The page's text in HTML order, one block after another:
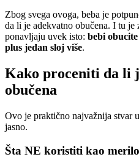
Zbog svega ovoga, beba je
da li je adekvatno obučena. I tu
ponavljaju uvek isto: bebi
plus jedan sloj više.
Kako proceniti da li
obučena
Ovo je praktično najvažnija stvar
jasno.
Šta NE koristiti kao